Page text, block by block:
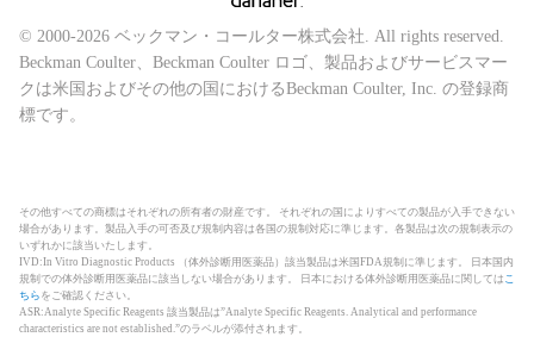
© 2000-2026 ベックマン・コールター株式会社. All rights reserved.
Beckman Coulter、Beckman Coulter ロゴ、製品およびサービスマー
クは米国およびその他の国におけるBeckman Coulter, Inc. の登録商
標です。
その他すべての商標はそれぞれの所有者の財産です。 それぞれの国によりすべての製品が入手できない
場合があります。製品入手の可否及び規制内容は各国の規制対応に準じます。各製品は次の規制表示の
いずれかに該当いたします。
IVD:In Vitro Diagnostic Products （体外診断用医薬品）該当製品は米国FDA規制に準じます。 日本国内
規制での体外診断用医薬品に該当しない場合があります。 日本における体外診断用医薬品に関しては こ
ちら をご確認ください。
ASR:Analyte Specific Reagents 該当製品は”Analyte Specific Reagents. Analytical and performance
characteristics are not established.”のラベルが添付されます。